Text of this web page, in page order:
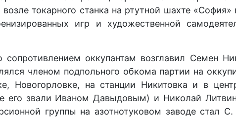
токарного станка на ртутной шахте
игр и художественной
сопротивлением оккупантам возглавил Семен
членом подпольного обкома партии на
Новогорловке, на станции Никитовка и в
его звали Иваном Давыдовым) и Николай
группы на азотнотуковом заводе стал